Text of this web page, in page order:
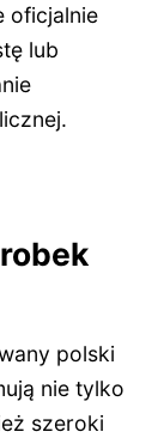
oficjalnie
lub
polski
nie tylko
szeroki